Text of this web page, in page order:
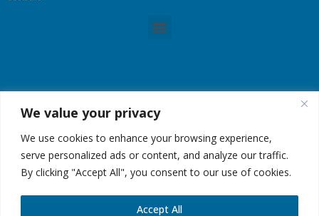
We value your privacy
We use cookies to enhance your browsing experience,
serve personalized ads or content, and analyze our traffic.
By clicking "Accept All", you consent to our use of cookies.
Accept All
© Copyright 2023 -GREMTEK, Tous droits réservés |
| Site